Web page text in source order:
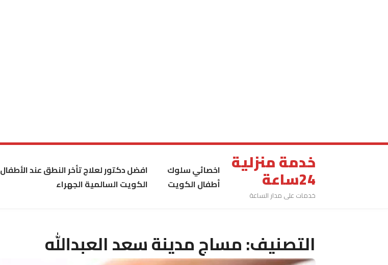
خدمة منزلية
24ساعة
خدمات على مدار الساعة
اخصائي سلوك
أطفال الكويت
افضل دكتور لعلاج تأخر النطق عند الأطفال
الكويت السالمية الجهراء
التصنيف:مساج مدينة سعد العبدالله